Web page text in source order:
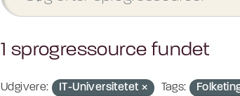
1 sprogressource fundet
Udgivere: IT-Universitetet Tags: